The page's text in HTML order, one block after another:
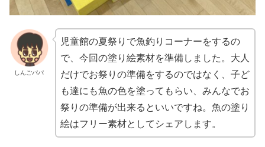
しんごパパ
児童館の夏祭りで魚釣りコーナーをするの
で、今回の塗り絵素材を準備しました。大人
だけでお祭りの準備をするのではなく、子ど
も達にも魚の色を塗ってもらい、みんなでお
祭りの準備が出来るといいですね。魚の塗り
絵はフリー素材としてシェアします。